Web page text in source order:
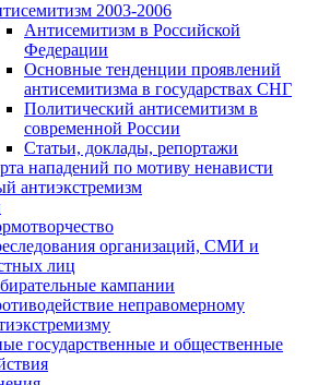
2003-2006
Антисемитизм в Российской
Федерации
Основные тенденции проявлений
антисемитизма в государствах СНГ
Политический антисемитизм в
современной России
Статьи, доклады, репортажи
нападений по мотиву ненависти
антиэкстремизм
организаций, СМИ и
лиц
кампании
неправомерному
государственные и общественные